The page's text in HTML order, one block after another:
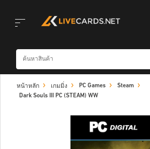
navigation
หน้าหลัก เกมมิ่ง PC Games
Steam
Dark Souls III PC (STEAM) WW